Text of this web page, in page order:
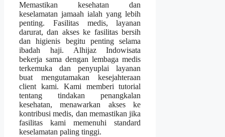
Memastikan kesehatan dan
keselamatan jamaah ialah yang lebih
penting. Fasilitas medis, layanan
darurat, dan akses ke fasilitas bersih
dan higienis begitu penting selama
ibadah haji. Alhijaz Indowisata
bekerja sama dengan lembaga medis
terkemuka dan penyuplai layanan
buat mengutamakan kesejahteraan
client kami. Kami memberi tutorial
tentang tindakan penangkalan
kesehatan, menawarkan akses ke
kontribusi medis, dan memastikan jika
fasilitas kami memenuhi standard
keselamatan paling tinggi.